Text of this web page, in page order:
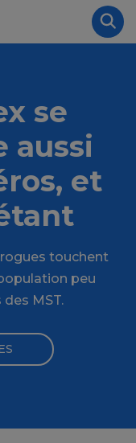
se
aussi
et
touchent
peu
MST.